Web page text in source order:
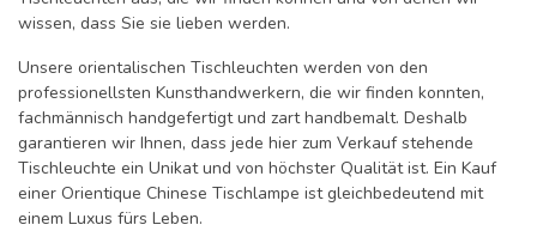
wissen, dass Sie sie lieben werden.
Unsere orientalischen Tischleuchten werden von den
professionellsten Kunsthandwerkern, die wir finden konnten,
fachmännisch handgefertigt und zart handbemalt. Deshalb
garantieren wir Ihnen, dass jede hier zum Verkauf stehende
Tischleuchte ein Unikat und von höchster Qualität ist. Ein Kauf
einer Orientique Chinese Tischlampe ist gleichbedeutend mit
einem Luxus fürs Leben.